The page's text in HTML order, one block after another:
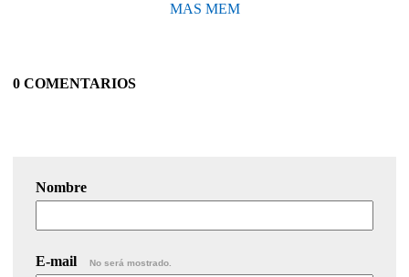
MAS MEM
0 COMENTARIOS
Nombre
E-mail No será mostrado.